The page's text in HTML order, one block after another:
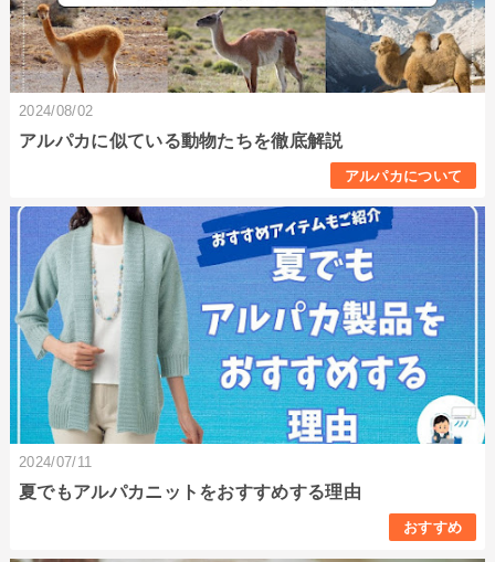
2024/08/02
アルパカに似ている動物たちを徹底解説
アルパカについて
2024/07/11
夏でもアルパカニットをおすすめする理由
おすすめ